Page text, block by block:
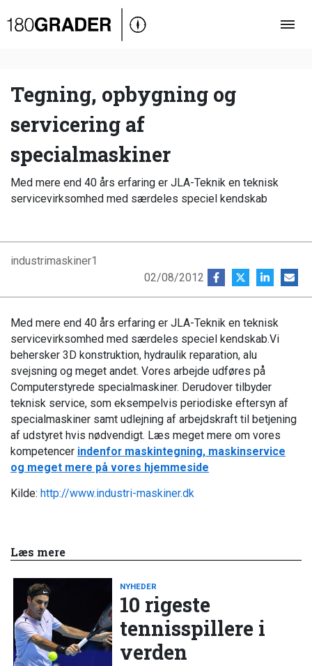
Oversigt
Debat
Video
Podcast
Tegning, opbygning og
servicering af
specialmaskiner
Med mere end 40 års erfaring er JLA-Teknik en teknisk
servicevirksomhed med særdeles speciel kendskab
industrimaskiner1
02/08/2012
Med mere end 40 års erfaring er JLA-Teknik en teknisk
servicevirksomhed med særdeles speciel kendskab.Vi
behersker 3D konstruktion, hydraulik reparation, alu
svejsning og meget andet. Vores arbejde udføres på
Computerstyrede specialmaskiner. Derudover tilbyder
teknisk service, som eksempelvis periodiske eftersyn af
specialmaskiner samt udlejning af arbejdskraft til betjening
af udstyret hvis nødvendigt. Læs meget mere om vores
kompetencer indenfor maskintegning, maskinservice
og meget mere på vores hjemmeside
Kilde: http://www.industri-maskiner.dk
Læs mere
NYHEDER
10 rigeste
tennisspillere i
verden